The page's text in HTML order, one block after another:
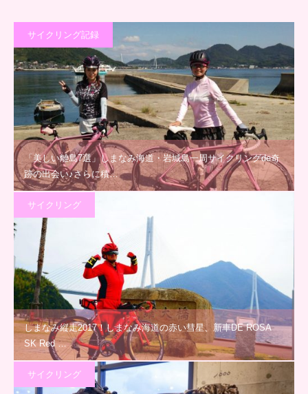
サイクリング記録
「美しい離島7選」しまなみ海道・岩城島一周サイクリングde奇
跡の出会い♪さらに積…
サイクリング
しまなみ縦走2017！しまなみ海道の赤い彗星、新車DE ROSA
SK Red …
サイクリング